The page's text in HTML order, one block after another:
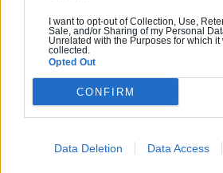
I want to opt-out of Collection, Use,
Sale, and/or Sharing of my Personal
Unrelated with the Purposes for which it
collected.
Opted Out
CONFIRM
Data Deletion Data Access